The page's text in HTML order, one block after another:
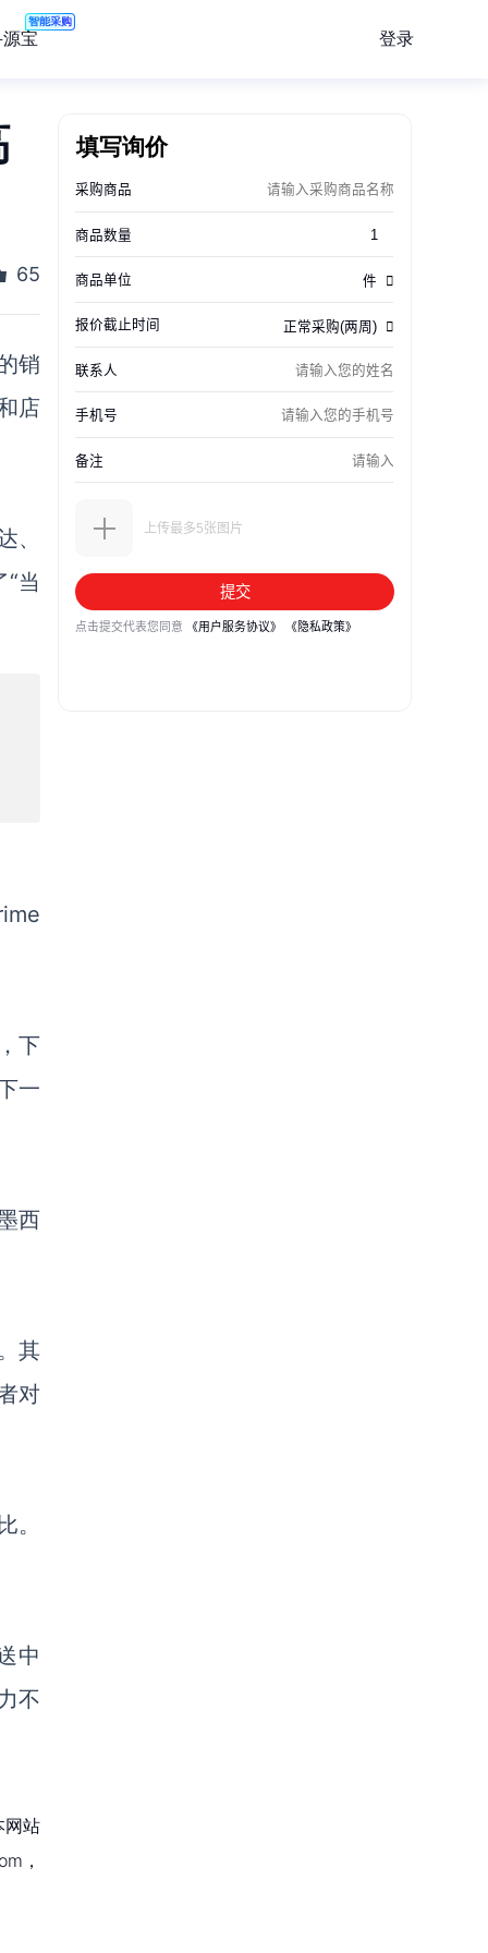
宝
智能采购
登录
65
销
店
、
当
下
一
西
其
对
。
中
不
网站
，
填写询价